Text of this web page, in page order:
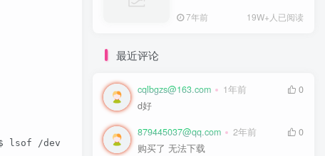
lsof /dev/pts/1  COMMAND PID USER  FD  TYPE
7年前 19W+人已阅读
最近评论
cqlbgzs@163.com 1年前
0
d好
879445037@qq.com 2年前
0
购买了 无法下载